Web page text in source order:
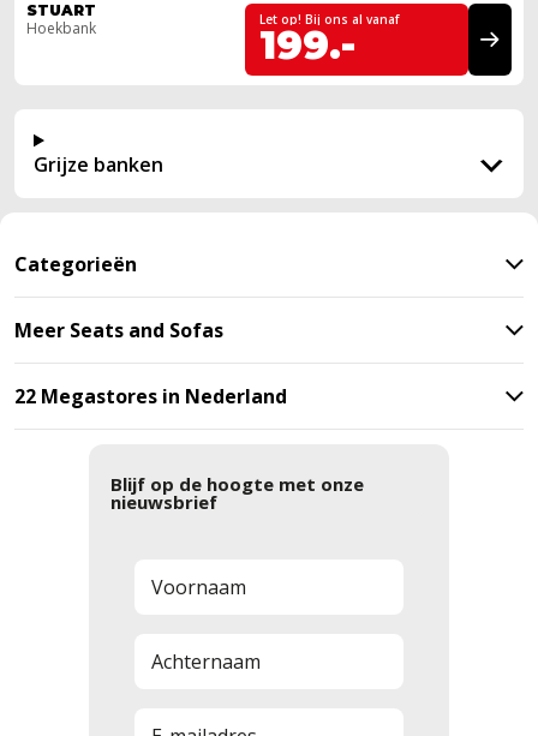
STUART
Hoekbank Let op! Bij ons al vanaf
199.-
Grijze banken
Categorieën
Meer Seats and Sofas
22 Megastores in Nederland
Blijf op de hoogte met onze
nieuwsbrief